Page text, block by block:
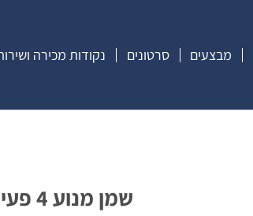
מבצעים סרטונים נקודות מכירה
שמן מנוע 4 פעימות